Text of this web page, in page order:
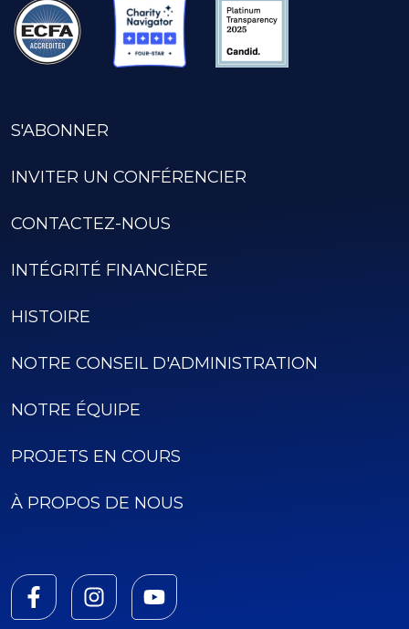
S'ABONNER
INVITER UN CONFÉRENCIER
CONTACTEZ-NOUS
INTÉGRITÉ FINANCIÈRE
HISTOIRE
NOTRE CONSEIL D'ADMINISTRATION
NOTRE ÉQUIPE
PROJETS EN COURS
À PROPOS DE NOUS